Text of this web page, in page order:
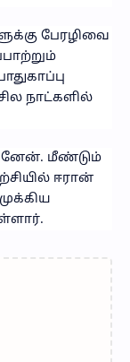
பேரழிவை
நாட்களில்
மீண்டும்
ஈரான்